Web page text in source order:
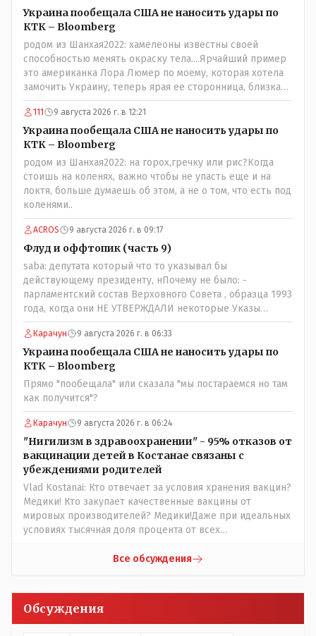
Украина пообещала США не наносить удары по
КТК – Bloomberg
родом из Шанхая2022: хамелеоны известны своей
способностью менять окраску тела....Ярчайший пример
это американка Лора Люмер по моему, которая хотела
замочить Украину, теперь ярая ее сторонница, близкая
к Трампу. Ну и западные страны тем более, которые
предоставляли Зеленскому убежище, чтоб он бежал и
которые развернулись потом на 180 или 360 градусов,
посмотрев на того, как он не сдался, но ты же там сам
живешь и многое знаешь о тех, на кого работаешь.. Это
просто прагматизм и ничего личного. Победим мы, они
встанут под нас и наоборот и все это понимают..
111 9 августа 2026 г. в 12:21
Украина пообещала США не наносить удары по
КТК – Bloomberg
родом из Шанхая2022: на горох,гречку или рис?Когда
стоишь на коленях, важно чтобы не упасть еще и на
локтя, больше думаешь об этом, а не о том, что есть под
коленями..
ACROS 9 августа 2026 г. в 09:17
Флуд и оффтопик (часть 9)
saba: депутата который что то указывал бы
действующему президенту, нПочему не было: -
парламентский состав Верховного Совета , образца 1993
года, когда они НЕ УТВЕРЖДАЛИ некоторые Указы
Назарбаева, особенно в части выборов и перевыборов и
некоторых вопросах внутренней политики, и тогда
Назарбай волевым Указом РАСПУСТИЛ этот бунтарский
состав. Имя - Серикболсын Абдильдин вам знакомо -
юывший секретарь ЦК КП Казахстана , впоследствии -
депутат Верховного Совета и Мажлиса и Председатель
партии коммунстов- он в то время и после и причём
НЕОДНОКРАТНО, указывал и многократно на недостатки
Назарбая и предлагал ему самому ДОБРОВОЛЬНО уйти с
поста Президента.
Карачун 9 августа 2026 г. в 06:33
Украина пообещала США не наносить удары по
КТК – Bloomberg
Прямо "пообещала" или сказала "мы постараемся но там
как получится"?
Карачун 9 августа 2026 г. в 06:24
"Нигилизм в здравоохранении" - 95% отказов от
вакцинации детей в Костанае связаны с
убеждениями родителей
Vlad Kostanai: Кто отвечает за условия хранения вакцин?
Медики! Кто закупает качественные вакцины от
мировых производителей? Медики!Даже при идеальных
условиях тысячная доля процента от всех
прививки. Бумага нужна как защита от дол.....бов не
люди и отказываются и я в том числе своих не
прививал.Лично я вам и тем другим людям благодарен.
Все обсуждения
Обсуждения